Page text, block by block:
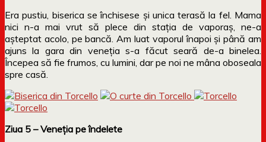
Era pustiu, biserica se închisese și unica terasă la fel. Mama
nici n-a mai vrut să plece din stația de vaporaș, ne-a
așteptat acolo, pe bancă. Am luat vaporul înapoi și până am
ajuns la gara din veneția s-a făcut seară de-a binelea.
Începea să fie frumos, cu lumini, dar pe noi ne mâna oboseala
spre casă.
Ziua 5 – Veneția pe îndelete